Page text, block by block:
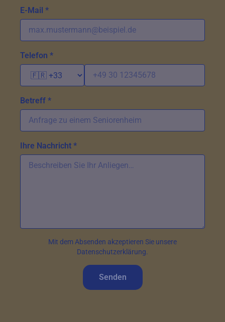
E-Mail *
Telefon *
Betreff *
Ihre Nachricht *
Mit dem Absenden akzeptieren Sie unsere
Datenschutzerklärung.
Senden